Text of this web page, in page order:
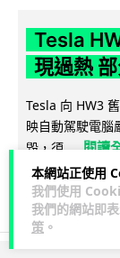
本網站正使用
我們使用
我們的網站即
策 。
Tesla
現過熱
Tesla 向 HW3
映自動駕駛電腦
毀，須... 閱讀
10 1 ↗